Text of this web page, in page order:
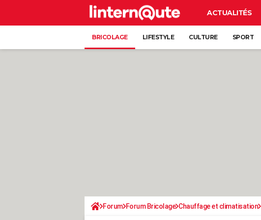
ACTUALITÉS
BRICOLAGE LIFESTYLE CULTURE SPORT
Forum Forum Bricolage Chauffage et climatisation